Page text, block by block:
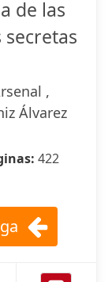
de las
secretas
,
Álvarez
422